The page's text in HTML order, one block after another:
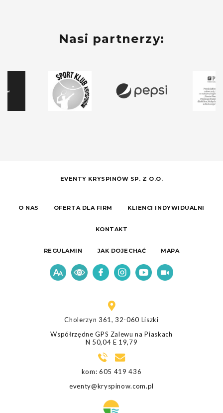
Nasi partnerzy:
EVENTY KRYSPINÓW SP. Z O.O.
O NAS OFERTA DLA FIRM KLIENCI INDYWIDUALNI
KONTAKT
REGULAMIN JAK DOJECHAĆ MAPA
Cholerzyn 361, 32-060 Liszki
Współrzędne GPS Zalewu na Piaskach
N 50,04 E 19,79
kom:605 419 436
eventy@kryspinow.com.pl